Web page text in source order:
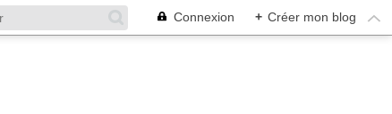
Connexion + Créer mon blog